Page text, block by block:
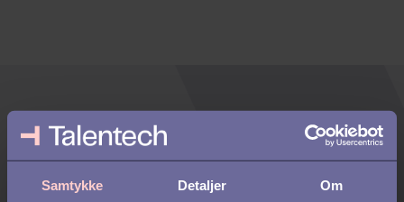
Samtykke Detaljer Om